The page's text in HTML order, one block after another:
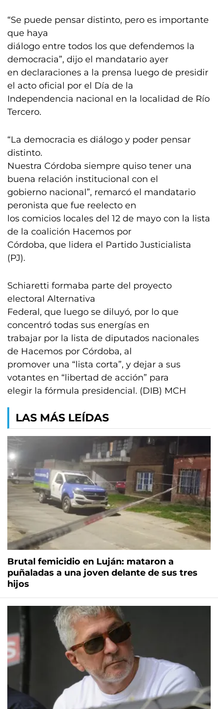
“Se puede pensar distinto, pero es importante
que haya
diálogo entre todos los que defendemos la
democracia”, dijo el mandatario ayer
en declaraciones a la prensa luego de presidir
el acto oficial por el Día de la
Independencia nacional en la localidad de Río
Tercero.
“La democracia es diálogo y poder pensar
distinto.
Nuestra Córdoba siempre quiso tener una
buena relación institucional con el
gobierno nacional”, remarcó el mandatario
peronista que fue reelecto en
los comicios locales del 12 de mayo con la lista
de la coalición Hacemos por
Córdoba, que lidera el Partido Justicialista
(PJ).
Schiaretti formaba parte del proyecto
electoral Alternativa
Federal, que luego se diluyó, por lo que
concentró todas sus energías en
trabajar por la lista de diputados nacionales
de Hacemos por Córdoba, al
promover una “lista corta”, y dejar a sus
votantes en “libertad de acción” para
elegir la fórmula presidencial. (DIB) MCH
LAS MÁS LEÍDAS
Brutal femicidio en Luján: mataron a
puñaladas a una joven delante de sus tres
hijos